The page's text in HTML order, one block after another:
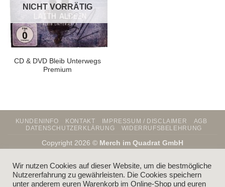
NICHT VORRÄTIG
CD & DVD Bleib Unterwegs
Premium
KUNDENINFO KONTAKT IMPRESSUM / DISCLAIMER
AGB
DATENSCHUTZERKLÄRUNG
WIDERRUFSBELEHRUNG
Copyright 2026 © Merch im Quadrat GmbH
Wir nutzen Cookies auf dieser Website, um die bestmögliche
Nutzererfahrung zu gewährleisten. Die Cookies speichern
unter anderem euren Warenkorb im Online-Shop und euren